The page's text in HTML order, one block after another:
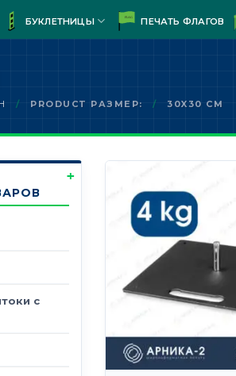
БУКЛЕТНИЦЫ ПЕЧАТЬ ФЛАГОВ
/ PRODUCT РАЗМЕР: / 30X30 СМ
с